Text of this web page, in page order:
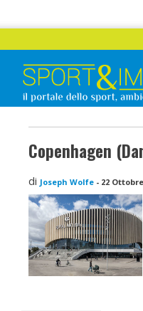
Copenhagen
di Joseph Wolfe - 22